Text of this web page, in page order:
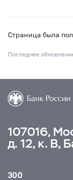
Страница была
Последнее
107016,
д. 12, к. В,
300